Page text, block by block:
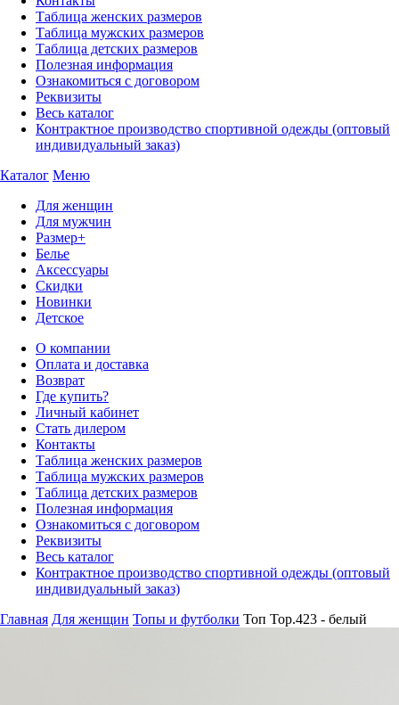
Таблица женских размеров
Таблица мужских размеров
Таблица детских размеров
Полезная информация
Ознакомиться с договором
Реквизиты
Весь каталог
Контрактное производство спортивной одежды (оптовый
индивидуальный заказ)
Каталог Меню
Для женщин
Для мужчин
Размер+
Белье
Аксессуары
Скидки
Новинки
Детское
О компании
Оплата и доставка
Возврат
Где купить?
Личный кабинет
Стать дилером
Контакты
Таблица женских размеров
Таблица мужских размеров
Таблица детских размеров
Полезная информация
Ознакомиться с договором
Реквизиты
Весь каталог
Контрактное производство спортивной одежды (оптовый
индивидуальный заказ)
Главная Для женщин Топы и футболки Топ Top.423 - белый